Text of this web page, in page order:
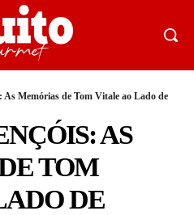
As Memórias de Tom Vitale ao Lado de
AS
TOM
DE